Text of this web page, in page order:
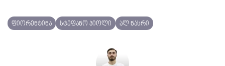
ფიორენტინა სტეფანო პიოლი ალ ნასრი